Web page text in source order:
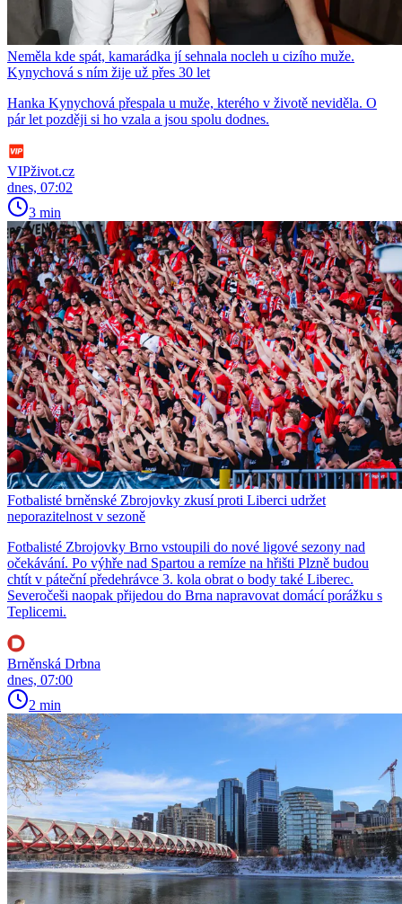
Neměla kde spát, kamarádka jí sehnala nocleh u cizího muže.
Kynychová s ním žije už přes 30 let
Hanka Kynychová přespala u muže, kterého v životě neviděla. O
pár let později si ho vzala a jsou spolu dodnes.
VIPživot.cz
dnes, 07:02
3 min
Fotbalisté brněnské Zbrojovky zkusí proti Liberci udržet
neporazitelnost v sezoně
Fotbalisté Zbrojovky Brno vstoupili do nové ligové sezony nad
očekávání. Po výhře nad Spartou a remíze na hřišti Plzně budou
chtít v páteční předehrávce 3. kola obrat o body také Liberec.
Severočeši naopak přijedou do Brna napravovat domácí porážku s
Teplicemi.
Brněnská Drbna
dnes, 07:00
2 min